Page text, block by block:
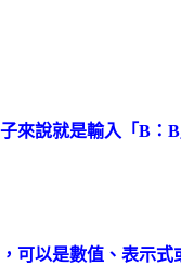
來說就是輸入「B：B
可以是數值、表示